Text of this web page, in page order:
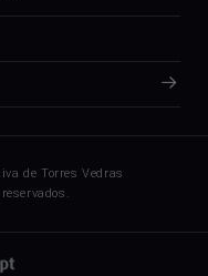
de Torres Vedras